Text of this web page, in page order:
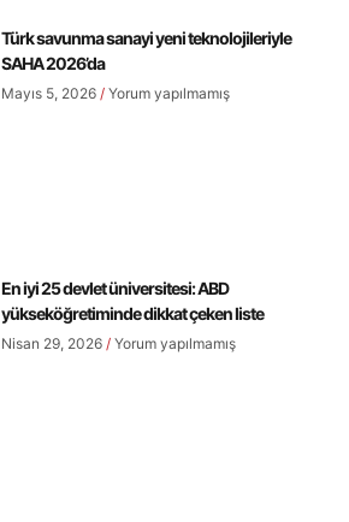
Türk savunma sanayi yeni teknolojileriyle
SAHA 2026’da
Mayıs 5, 2026 Yorum yapılmamış
En iyi 25 devlet üniversitesi: ABD
yükseköğretiminde dikkat çeken liste
Nisan 29, 2026 Yorum yapılmamış